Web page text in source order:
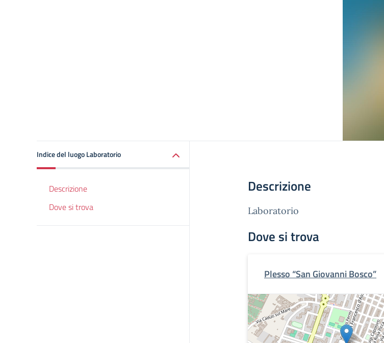
Indice del luogo Laboratorio
Descrizione
Dove si trova
Descrizione
Laboratorio
Dove si trova
Plesso “San Giovanni Bosco”